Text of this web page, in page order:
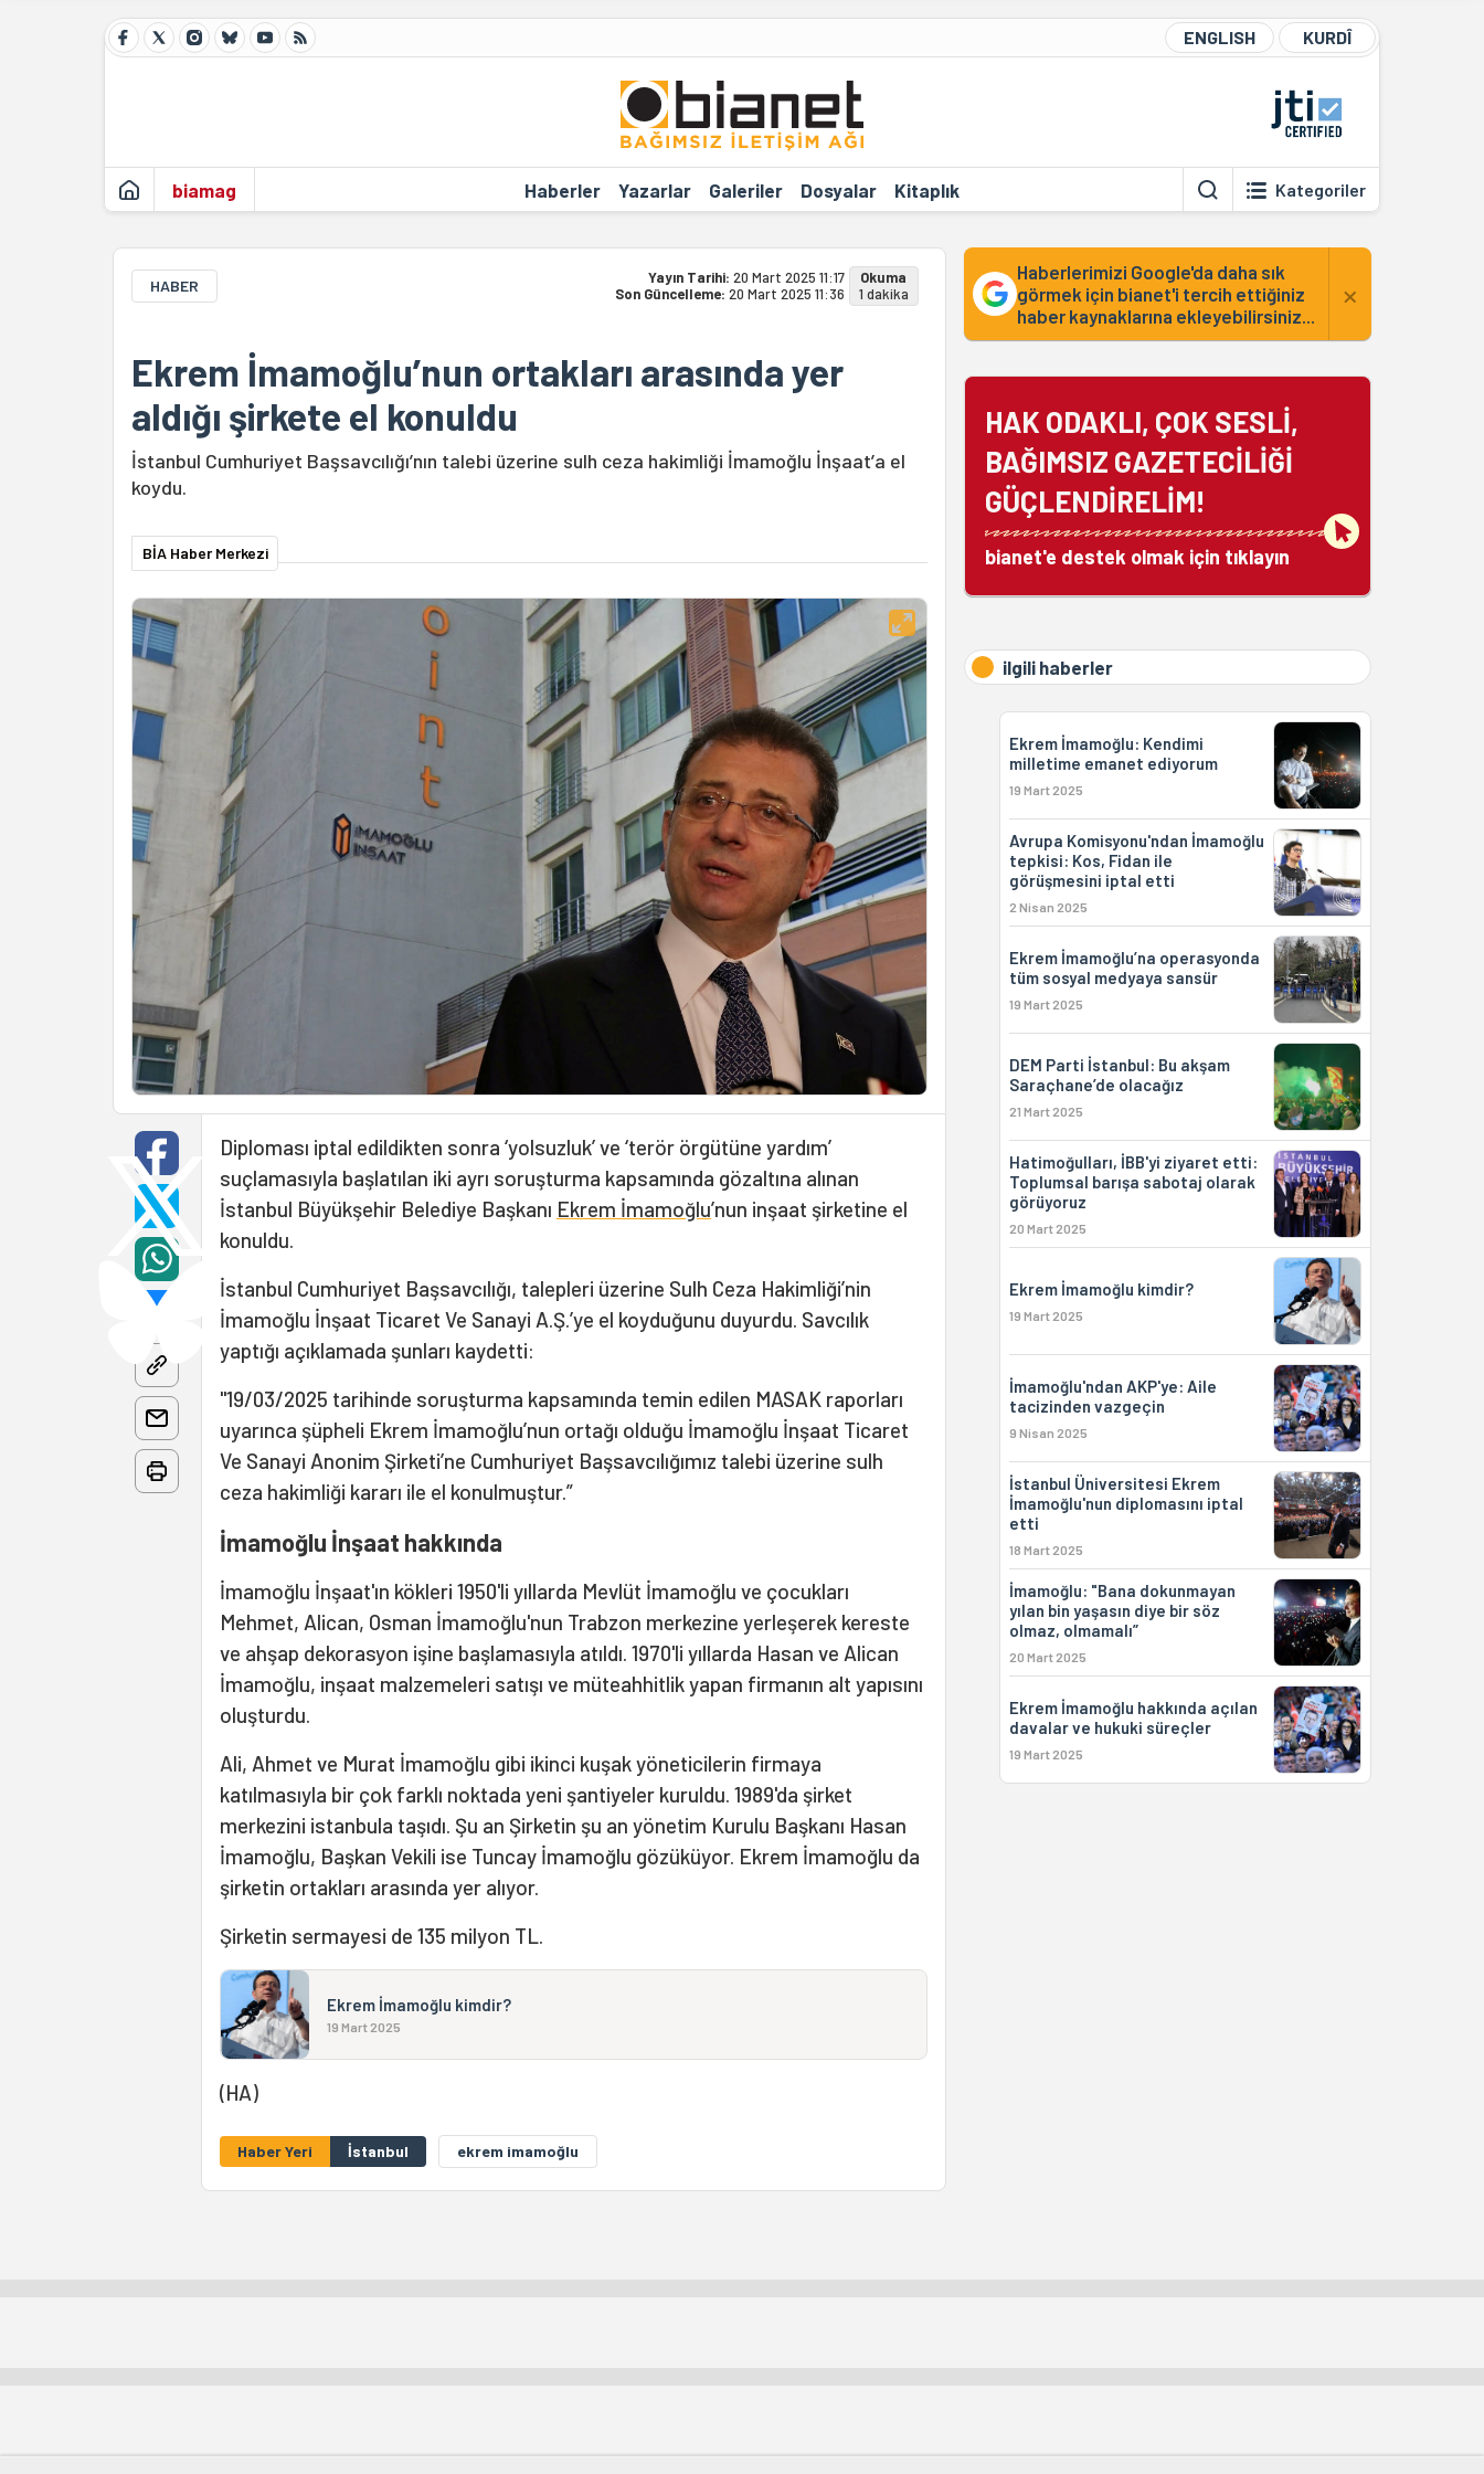
ENGLISH KURDÎ
biamag Haberler Yazarlar Galeriler Dosyalar Kitaplık Kategoriler
HABER Yayın Tarihi: 20 Mart 2025 11:17
Son Güncelleme: 20 Mart 2025 11:36
Okuma
1 dakika
Ekrem İmamoğlu’nun ortakları arasında yer
aldığı şirkete el konuldu
İstanbul Cumhuriyet Başsavcılığı’nın talebi üzerine sulh ceza hakimliği İmamoğlu İnşaat’a el
koydu.
BİA Haber Merkezi
Diploması iptal edildikten sonra ‘yolsuzluk’ ve ‘terör örgütüne yardım’
suçlamasıyla başlatılan iki ayrı soruşturma kapsamında gözaltına alınan
İstanbul Büyükşehir Belediye Başkanı Ekrem İmamoğlu’nun inşaat şirketine el
konuldu.
İstanbul Cumhuriyet Başsavcılığı, talepleri üzerine Sulh Ceza Hakimliği’nin
İmamoğlu İnşaat Ticaret Ve Sanayi A.Ş.’ye el koyduğunu duyurdu. Savcılık
yaptığı açıklamada şunları kaydetti:
"19/03/2025 tarihinde soruşturma kapsamında temin edilen MASAK raporları
uyarınca şüpheli Ekrem İmamoğlu’nun ortağı olduğu İmamoğlu İnşaat Ticaret
Ve Sanayi Anonim Şirketi’ne Cumhuriyet Başsavcılığımız talebi üzerine sulh
ceza hakimliği kararı ile el konulmuştur.”
İmamoğlu İnşaat hakkında
İmamoğlu İnşaat'ın kökleri 1950'li yıllarda Mevlüt İmamoğlu ve çocukları
Mehmet, Alican, Osman İmamoğlu'nun Trabzon merkezine yerleşerek kereste
ve ahşap dekorasyon işine başlamasıyla atıldı. 1970'li yıllarda Hasan ve Alican
İmamoğlu, inşaat malzemeleri satışı ve müteahhitlik yapan firmanın alt yapısını
oluşturdu.
Ali, Ahmet ve Murat İmamoğlu gibi ikinci kuşak yöneticilerin firmaya
katılmasıyla bir çok farklı noktada yeni şantiyeler kuruldu. 1989'da şirket
merkezini istanbula taşıdı. Şu an Şirketin şu an yönetim Kurulu Başkanı Hasan
İmamoğlu, Başkan Vekili ise Tuncay İmamoğlu gözüküyor. Ekrem İmamoğlu da
şirketin ortakları arasında yer alıyor.
Şirketin sermayesi de 135 milyon TL.
Ekrem İmamoğlu kimdir?
19 Mart 2025
(HA)
Haber Yeri İstanbul ekrem imamoğlu
Haberlerimizi Google'da daha sık
görmek için bianet'i tercih ettiğiniz
haber kaynaklarına ekleyebilirsiniz...
×
HAK ODAKLI, ÇOK SESLİ,
BAĞIMSIZ GAZETECİLİĞİ
GÜÇLENDİRELİM!
bianet'e destek olmak için tıklayın
ilgili haberler
Ekrem İmamoğlu: Kendimi
milletime emanet ediyorum
19 Mart 2025
Avrupa Komisyonu'ndan İmamoğlu
tepkisi: Kos, Fidan ile
görüşmesini iptal etti
2 Nisan 2025
Ekrem İmamoğlu’na operasyonda
tüm sosyal medyaya sansür
19 Mart 2025
DEM Parti İstanbul: Bu akşam
Saraçhane’de olacağız
21 Mart 2025
Hatimoğulları, İBB'yi ziyaret etti:
Toplumsal barışa sabotaj olarak
görüyoruz
20 Mart 2025
Ekrem İmamoğlu kimdir?
19 Mart 2025
İmamoğlu'ndan AKP'ye: Aile
tacizinden vazgeçin
9 Nisan 2025
İstanbul Üniversitesi Ekrem
İmamoğlu'nun diplomasını iptal
etti
18 Mart 2025
İmamoğlu: "Bana dokunmayan
yılan bin yaşasın diye bir söz
olmaz, olmamalı”
20 Mart 2025
Ekrem İmamoğlu hakkında açılan
davalar ve hukuki süreçler
19 Mart 2025